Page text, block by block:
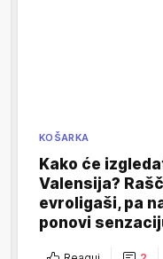
KOŠARKA
Kako će
Valensija?
evroligaši, pa
ponovi